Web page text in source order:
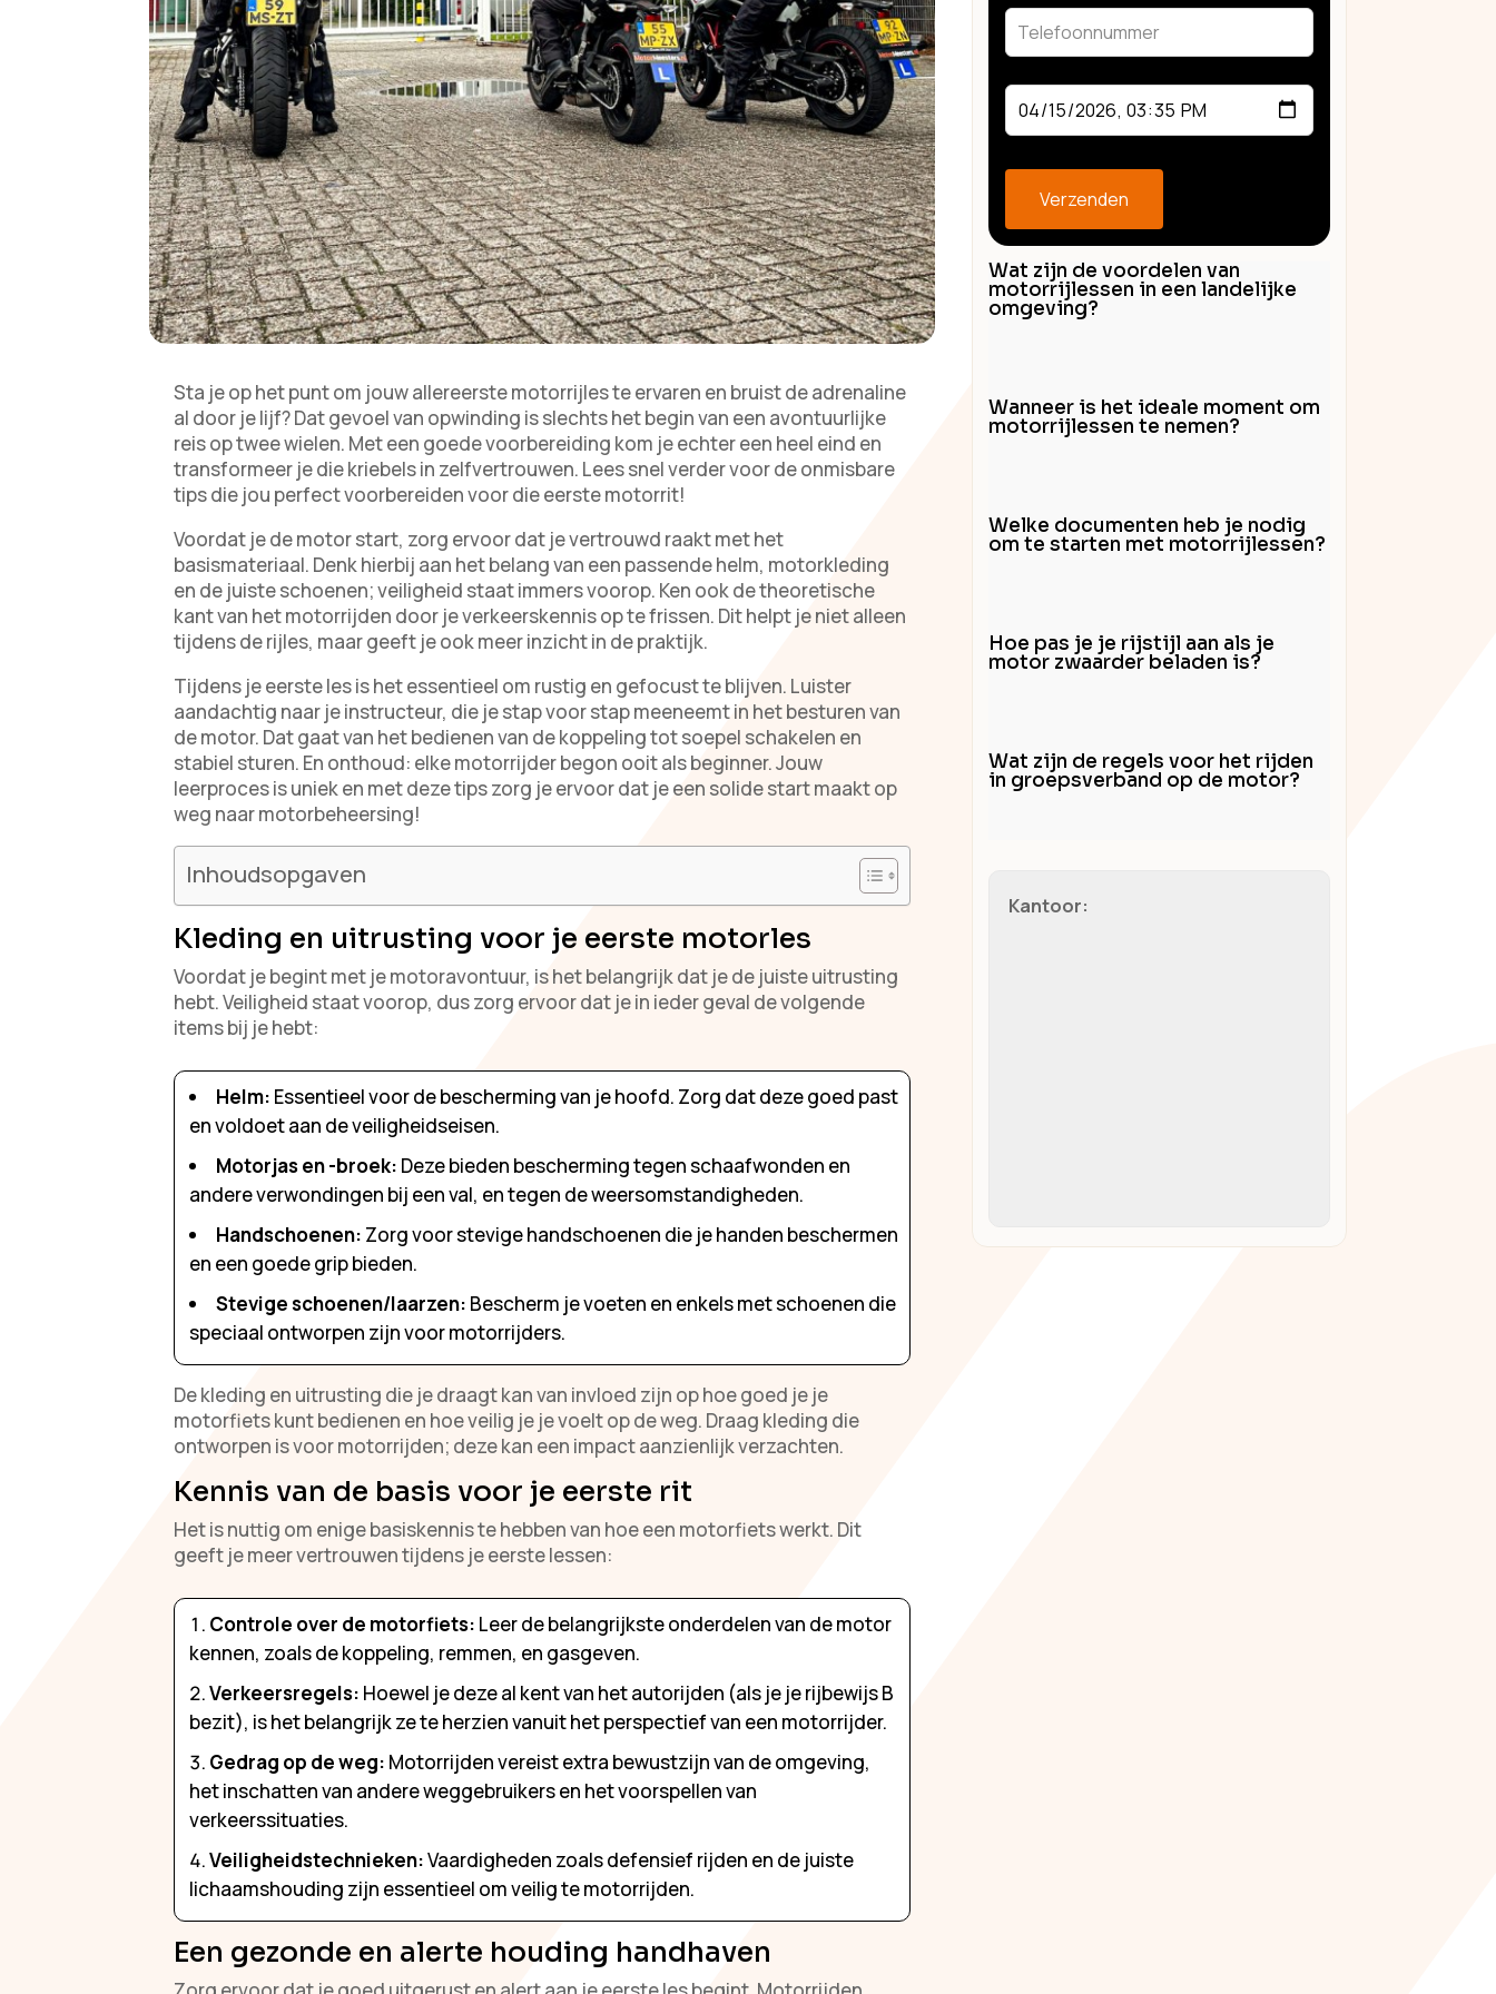
Sta je op het punt om jouw allereerste motorrijles te ervaren en bruist de adrenaline
al door je lijf? Dat gevoel van opwinding is slechts het begin van een avontuurlijke
reis op twee wielen. Met een goede voorbereiding kom je echter een heel eind en
transformeer je die kriebels in zelfvertrouwen. Lees snel verder voor de onmisbare
tips die jou perfect voorbereiden voor die eerste motorrit!
Voordat je de motor start, zorg ervoor dat je vertrouwd raakt met het
basismateriaal. Denk hierbij aan het belang van een passende helm, motorkleding
en de juiste schoenen; veiligheid staat immers voorop. Ken ook de theoretische
kant van het motorrijden door je verkeerskennis op te frissen. Dit helpt je niet alleen
tijdens de rijles, maar geeft je ook meer inzicht in de praktijk.
Tijdens je eerste les is het essentieel om rustig en gefocust te blijven. Luister
aandachtig naar je instructeur, die je stap voor stap meeneemt in het besturen van
de motor. Dat gaat van het bedienen van de koppeling tot soepel schakelen en
stabiel sturen. En onthoud: elke motorrijder begon ooit als beginner. Jouw
leerproces is uniek en met deze tips zorg je ervoor dat je een solide start maakt op
weg naar motorbeheersing!
Inhoudsopgaven
Kleding en uitrusting voor je eerste motorles
Voordat je begint met je motoravontuur, is het belangrijk dat je de juiste uitrusting
hebt. Veiligheid staat voorop, dus zorg ervoor dat je in ieder geval de volgende
items bij je hebt:
Helm: Essentieel voor de bescherming van je hoofd. Zorg dat deze goed past
en voldoet aan de veiligheidseisen.
Motorjas en -broek: Deze bieden bescherming tegen schaafwonden en
andere verwondingen bij een val, en tegen de weersomstandigheden.
Handschoenen: Zorg voor stevige handschoenen die je handen beschermen
en een goede grip bieden.
Stevige schoenen/laarzen: Bescherm je voeten en enkels met schoenen die
speciaal ontworpen zijn voor motorrijders.
De kleding en uitrusting die je draagt kan van invloed zijn op hoe goed je je
motorfiets kunt bedienen en hoe veilig je je voelt op de weg. Draag kleding die
ontworpen is voor motorrijden; deze kan een impact aanzienlijk verzachten.
Kennis van de basis voor je eerste rit
Het is nuttig om enige basiskennis te hebben van hoe een motorfiets werkt. Dit
geeft je meer vertrouwen tijdens je eerste lessen:
Controle over de motorfiets: Leer de belangrijkste onderdelen van de motor
kennen, zoals de koppeling, remmen, en gasgeven.
Verkeersregels: Hoewel je deze al kent van het autorijden (als je je rijbewijs B
bezit), is het belangrijk ze te herzien vanuit het perspectief van een motorrijder.
Gedrag op de weg: Motorrijden vereist extra bewustzijn van de omgeving,
het inschatten van andere weggebruikers en het voorspellen van
verkeerssituaties.
Veiligheidstechnieken:Vaardigheden zoals defensief rijden en de juiste
lichaamshouding zijn essentieel om veilig te motorrijden.
Een gezonde en alerte houding handhaven
blank
Verzenden
Wat zijn de voordelen van
motorrijlessen in een landelijke
omgeving?
Wanneer is het ideale moment om
motorrijlessen te nemen?
Welke documenten heb je nodig
om te starten met motorrijlessen?
Hoe pas je je rijstijl aan als je
motor zwaarder beladen is?
Wat zijn de regels voor het rijden
in groepsverband op de motor?
Kantoor: